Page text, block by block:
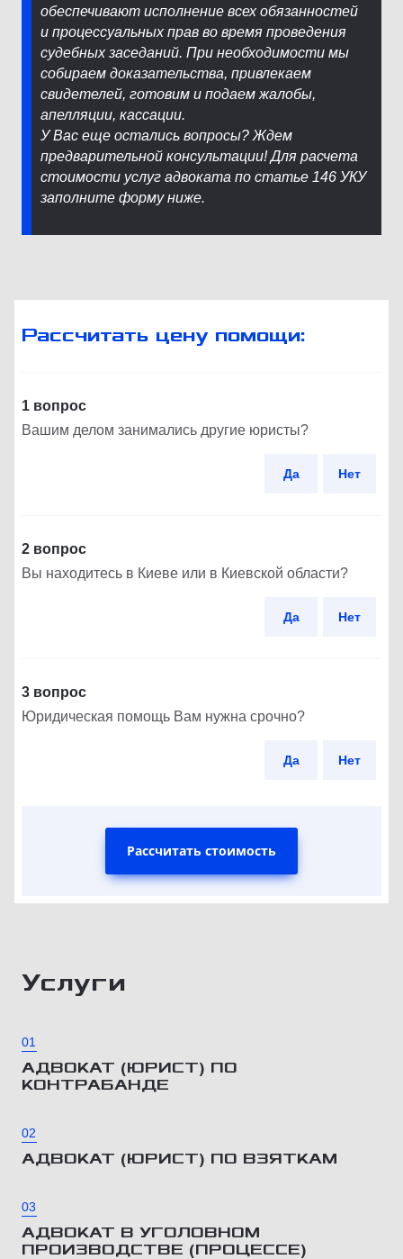
обеспечивают исполнение всех обязанностей
и процессуальных прав во время проведения
судебных заседаний. При необходимости мы
собираем доказательства, привлекаем
свидетелей, готовим и подаем жалобы,
апелляции, кассации.
У Вас еще остались вопросы? Ждем
предварительной консультации! Для расчета
стоимости услуг адвоката по статье 146 УКУ
заполните форму ниже.
Рассчитать цену помощи:
1 вопрос
Вашим делом занимались другие юристы?
Да Нет
2 вопрос
Вы находитесь в Киеве или в Киевской области?
Да Нет
3 вопрос
Юридическая помощь Вам нужна срочно?
Да Нет
Рассчитать стоимость
Услуги
01
АДВОКАТ (ЮРИСТ) ПО
КОНТРАБАНДЕ
02
АДВОКАТ (ЮРИСТ) ПО ВЗЯТКАМ
03
АДВОКАТ В УГОЛОВНОМ
ПРОИЗВОДСТВЕ (ПРОЦЕССЕ)